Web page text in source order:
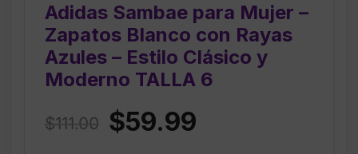
Adidas Sambae para Mujer –
Zapatos Blanco con Rayas
Azules – Estilo Clásico y
Moderno TALLA 6
$111.00 Original
$59.99